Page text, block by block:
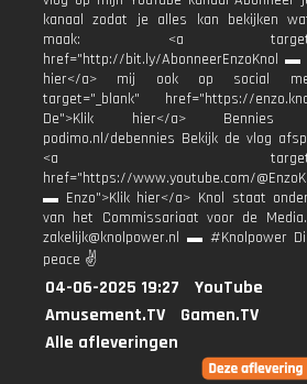
kanaal zodat je alles kan bekijken
maak: <a
href="http://bit.ly/AbonneerEnzoKnol ▬
hier</a> mij ook op social
target="_blank" href="https://
De">Klik hier</a> Bennies
podimo.nl/debennies Bekijk de vlog
<a
href="https://www.youtube.com/
▬ Enzo">Klik hier</a> Knol staat
van het Commissariaat voor de
zakelijk@knolpower.nl ▬ #Knolpower
peace ✌
04-06-2025 19:27
YouTube
Amusement.TV
Gamen.TV
Alle afleveringen